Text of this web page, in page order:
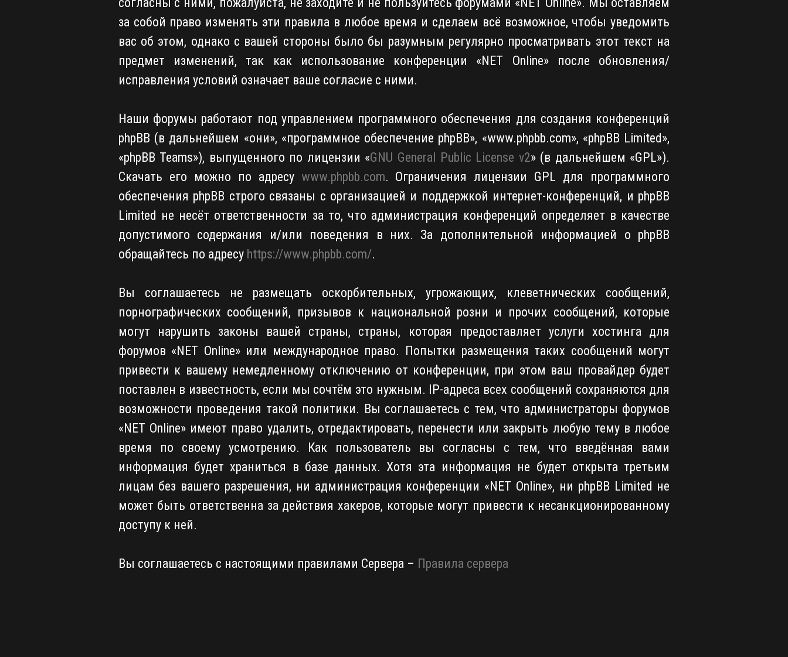
за собой право изменять эти правила в любое время и сделаем всё возможное, чтобы уведомить
вас об этом, однако с вашей стороны было бы разумным регулярно просматривать этот текст на
предмет изменений, так как использование конференции «NET Online» после обновления/
исправления условий означает ваше согласие с ними.
Наши форумы работают под управлением программного обеспечения для создания конференций
phpBB (в дальнейшем «они», «программное обеспечение phpBB», «www.phpbb.com», «phpBB Limited»,
«phpBB Teams»), выпущенного по лицензии «GNU General Public License v2» (в дальнейшем «GPL»).
Скачать его можно по адресу www.phpbb.com. Ограничения лицензии GPL для программного
обеспечения phpBB строго связаны с организацией и поддержкой интернет-конференций, и phpBB
Limited не несёт ответственности за то, что администрация конференций определяет в качестве
допустимого содержания и/или поведения в них. За дополнительной информацией о phpBB
обращайтесь по адресу https://www.phpbb.com/.
Вы соглашаетесь не размещать оскорбительных, угрожающих, клеветнических сообщений,
порнографических сообщений, призывов к национальной розни и прочих сообщений, которые
могут нарушить законы вашей страны, страны, которая предоставляет услуги хостинга для
форумов «NET Online» или международное право. Попытки размещения таких сообщений могут
привести к вашему немедленному отключению от конференции, при этом ваш провайдер будет
поставлен в известность, если мы сочтём это нужным. IP-адреса всех сообщений сохраняются для
возможности проведения такой политики. Вы соглашаетесь с тем, что администраторы форумов
«NET Online» имеют право удалить, отредактировать, перенести или закрыть любую тему в любое
время по своему усмотрению. Как пользователь вы согласны с тем, что введённая вами
информация будет храниться в базе данных. Хотя эта информация не будет открыта третьим
лицам без вашего разрешения, ни администрация конференции «NET Online», ни phpBB Limited не
может быть ответственна за действия хакеров, которые могут привести к несанкционированному
доступу к ней.
Вы соглашаетесь с настоящими правилами Сервера – Правила сервера